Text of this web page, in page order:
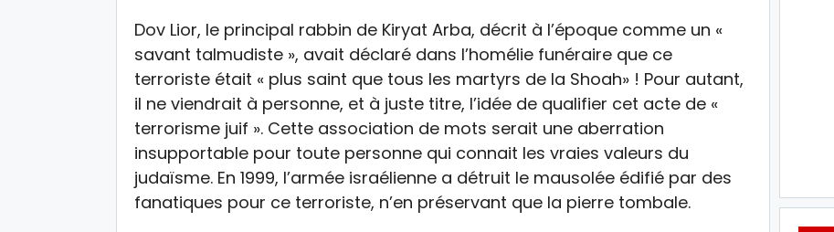
Dov Lior, le principal rabbin de Kiryat Arba, décrit à l’époque comme un «
savant talmudiste », avait déclaré dans l’homélie funéraire que ce
terroriste était « plus saint que tous les martyrs de la Shoah» ! Pour autant,
il ne viendrait à personne, et à juste titre, l’idée de qualifier cet acte de «
terrorisme juif ». Cette association de mots serait une aberration
insupportable pour toute personne qui connait les vraies valeurs du
judaïsme. En 1999, l’armée israélienne a détruit le mausolée édifié par des
fanatiques pour ce terroriste, n’en préservant que la pierre tombale.